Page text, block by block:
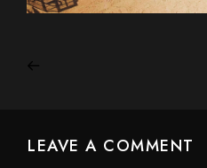
LEAVE A COMMENT